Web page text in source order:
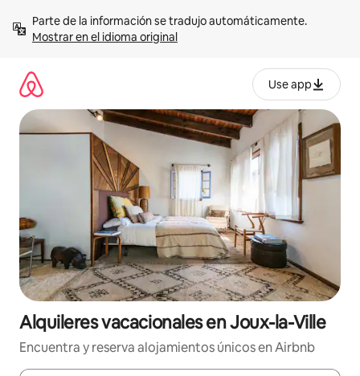
contenidoMostrar en el idioma original
Use app
Alquileres vacacionales en Joux-la-Ville
Encuentra y reserva alojamientos únicos en Airbnb